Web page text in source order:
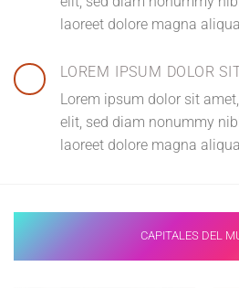
laoreet dolore magna
LOREM IPSUM DOLOR
Lorem ipsum dolor sit
elit, sed diam nonummy
laoreet dolore magna
CAPITALES DEL